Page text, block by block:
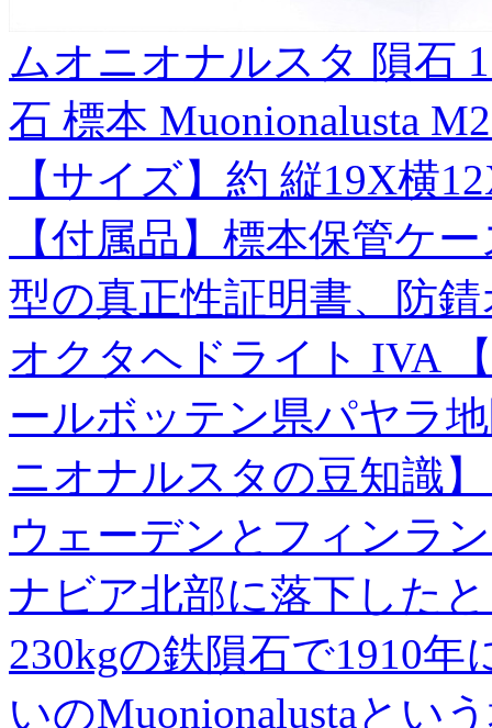
ムオニオナルスタ 隕石
石 標本 Muonionalusta
【サイズ】約 縦19X横
【付属品】標本保管ケ
型の真正性証明書、防
オクタヘドライト IVA
ールボッテン県パヤラ
ニオナルスタの豆知識
ウェーデンとフィンラ
ナビア北部に落下した
230kgの鉄隕石で1910年
いのMuonionalustaとい